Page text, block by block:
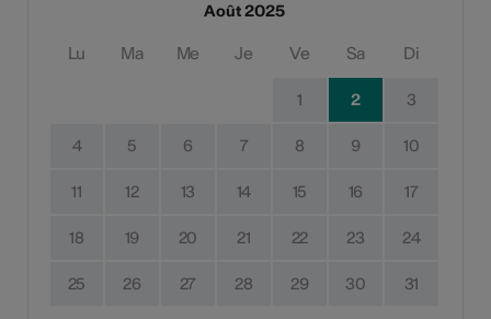
Août 2025
Lu Ma Me Je Ve Sa Di
1 2 3
4 5 6 7 8 9 10
11 12 13 14 15 16 17
18 19 20 21 22 23 24
25 26 27 28 29 30 31